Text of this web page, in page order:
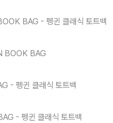
BAG - 펭귄 클래식 토트백
BOOK BAG
- 펭귄 클래식 토트백
- 펭귄 클래식 토트백